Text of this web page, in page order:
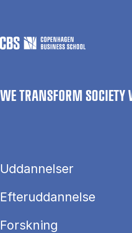
WE TRANSFORM SOCIETY
Uddannelser
Efteruddannelse
Forskning